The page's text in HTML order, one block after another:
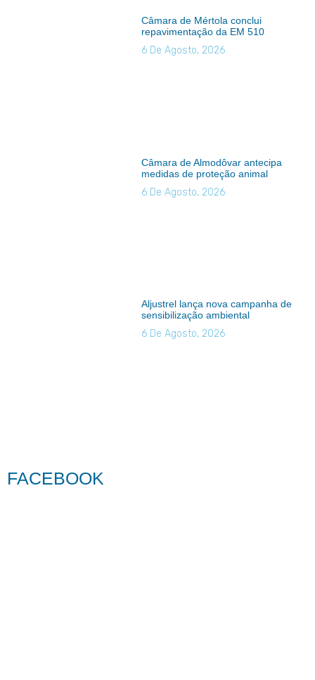
Câmara de Mértola conclui
repavimentação da EM 510
6 De Agosto, 2026
Câmara de Almodôvar antecipa
medidas de proteção animal
6 De Agosto, 2026
Aljustrel lança nova campanha de
sensibilização ambiental
6 De Agosto, 2026
FACEBOOK